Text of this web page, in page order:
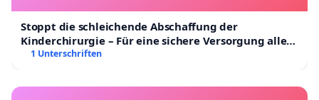
Stoppt die schleichende Abschaffung der
Kinderchirurgie – Für eine sichere Versorgung aller
Kinder in Deutschland
1 Unterschriften